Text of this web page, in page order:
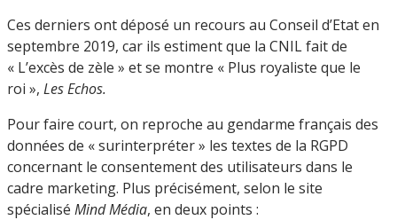
Ces derniers ont déposé un recours au Conseil d’Etat en
septembre 2019, car ils estiment que la CNIL fait de
« L’excès de zèle » et se montre « Plus royaliste que le
roi », Les Echos.
Pour faire court, on reproche au gendarme français des
données de « surinterpréter » les textes de la RGPD
concernant le consentement des utilisateurs dans le
cadre marketing. Plus précisément, selon le site
spécialisé Mind Média, en deux points :